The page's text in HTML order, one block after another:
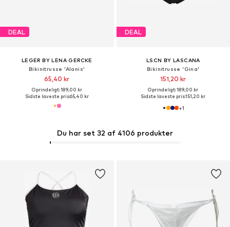
DEAL
LEGER BY LENA GERCKE
Bikinitrusse 'Alanis'
65,40 kr
Oprindeligt: 189,00 kr
Sidste laveste pris:65,40 kr
DEAL
LSCN BY LASCANA
Bikinitrusse 'Gina'
151,20 kr
Oprindeligt: 189,00 kr
Sidste laveste pris:151,20 kr
+1
Du har set 32 af 4106 produkter